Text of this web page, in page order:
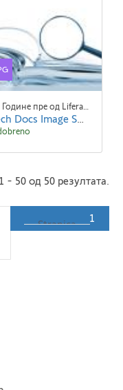
14 Године пре од Liferay Admin Liferay Admin
Tech Docs Image Small
- 50 од 50 резултата.
Stranica
1